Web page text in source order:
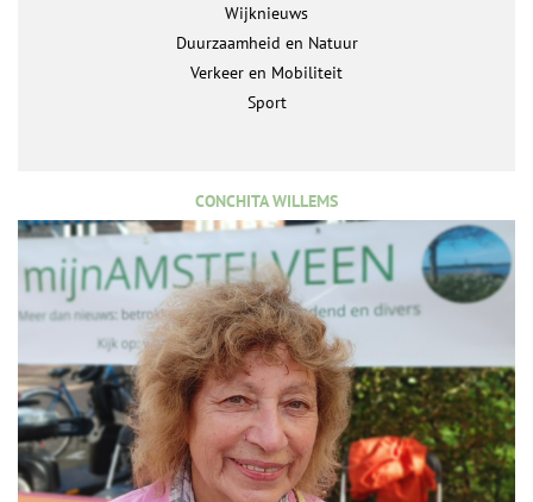
Wijknieuws
Duurzaamheid en Natuur
Verkeer en Mobiliteit
Sport
CONCHITA WILLEMS